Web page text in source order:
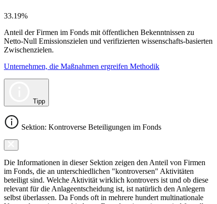
33.19%
Anteil der Firmen im Fonds mit öffentlichen Bekenntnissen zu
Netto-Null Emissionszielen und verifizierten wissenschafts-basierten
Zwischenzielen.
Unternehmen, die Maßnahmen ergreifen Methodik
Tipp
Sektion: Kontroverse Beteiligungen im Fonds
Die Informationen in dieser Sektion zeigen den Anteil von Firmen
im Fonds, die an unterschiedlichen "kontroversen" Aktivitäten
beteiligt sind. Welche Aktivität wirklich kontrovers ist und ob diese
relevant für die Anlageentscheidung ist, ist natürlich den Anlegern
selbst überlassen. Da Fonds oft in mehrere hundert multinationale